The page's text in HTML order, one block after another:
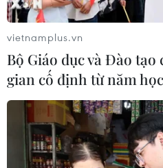
TIN CÙNG CHUYÊN
Cảnh sát giao thông triển
dịch nâng cao kỹ năng lái
gắn máy
Tháng 12/2026 hoàn
đoạn cao tốc Thành phố
vietnamplus.vn
Bộ Giáo dục và Đào
gian cố định từ năm